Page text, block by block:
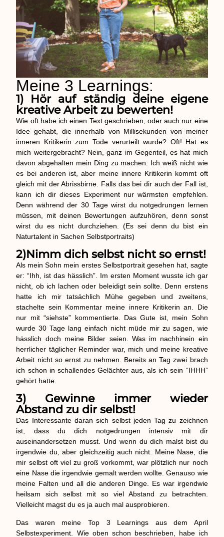
Meine 3 Learnings:
1) Hör auf ständig deine eigene
kreative Arbeit zu bewerten!
Wie oft habe ich einen Text geschrieben, oder auch nur eine
Idee gehabt, die innerhalb von Millisekunden von meiner
inneren Kritikerin zum Tode verurteilt wurde? Oft! Hat es
mich weitergebracht? Nein, ganz im Gegenteil, es hat mich
davon abgehalten mein Ding zu machen. Ich weiß nicht wie
es bei anderen ist, aber meine innere Kritikerin kommt oft
gleich mit der Abrissbirne. Falls das bei dir auch der Fall ist,
kann ich dir dieses Experiment nur wärmsten empfehlen.
Denn während der 30 Tage wirst du notgedrungen lernen
müssen, mit deinen Bewertungen aufzuhören, denn sonst
wirst du es nicht durchziehen. (Es sei denn du bist ein
Naturtalent in Sachen Selbstportraits)
2)Nimm dich selbst nicht so ernst!
Als mein Sohn mein erstes Selbstportrait gesehen hat, sagte
er: “Ihh, ist das hässlich”. Im ersten Moment wusste ich gar
nicht, ob ich lachen oder beleidigt sein sollte. Denn erstens
hatte ich mir tatsächlich Mühe gegeben und zweitens,
stachelte sein Kommentar meine innere Kritikerin an. Die
nur mit “siehste” kommentierte. Das Gute ist, mein Sohn
wurde 30 Tage lang einfach nicht müde mir zu sagen, wie
hässlich doch meine Bilder seien. Was im nachhinein ein
herrlicher täglicher Reminder war, mich und meine kreative
Arbeit nicht so ernst zu nehmen. Bereits an Tag zwei brach
ich schon in schallendes Gelächter aus, als ich sein “IHHH”
gehört hatte.
3) Gewinne immer wieder
Abstand zu dir selbst!
Das Interessante daran sich selbst jeden Tag zu zeichnen
ist, dass du dich notgedrungen intensiv mit dir
auseinandersetzen musst. Und wenn du dich malst bist du
irgendwie du, aber gleichzeitig auch nicht. Meine Nase, die
mir selbst oft viel zu groß vorkommt, war plötzlich nur noch
eine Nase die irgendwie gemalt werden wollte. Genauso wie
meine Falten und all die anderen Dinge. Es war irgendwie
heilsam sich selbst mit so viel Abstand zu betrachten.
Vielleicht magst du es ja auch mal ausprobieren.
Das waren meine Top 3 Learnings aus dem April
Selbstexperiment. Wie oben schon beschrieben, habe ich